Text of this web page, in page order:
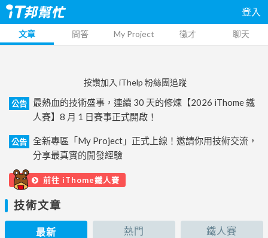
登入
文章 問答 My Project 徵才 聊天
按讚加入 iThelp 粉絲團追蹤
公告
最熱血的技術盛事，連續 30 天的修煉【2026 iThome 鐵
人賽】8 月 1 日賽事正式開啟！
公告
全新專區「My Project」正式上線！邀請你用技術交流，
分享最真實的開發經驗
前往 iThome鐵人賽
技術文章
最新 熱門 鐵人賽